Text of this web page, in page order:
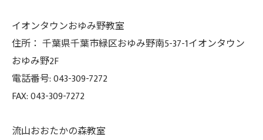
イオンタウンおゆみ野教室
住所： 千葉県千葉市緑区おゆみ野南5-37-1イオンタウン
おゆみ野2F
電話番号: 043-309-7272
FAX: 043-309-7272
流山おおたかの森教室